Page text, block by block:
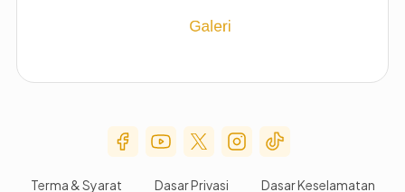
Social Media Menu
Terma & Syarat Dasar Privasi Dasar Keselamatan